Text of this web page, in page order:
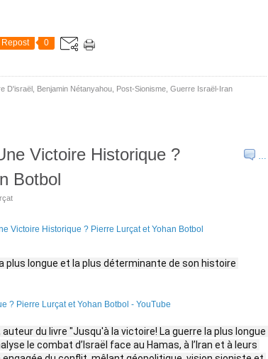
Repost 0
D'israël Benjamin Nétanyahou Post-Sionisme Guerre Israël-Iran
Victoire Historique ?
Botbol
plus longue et la plus déterminante de son histoire
? Pierre Lurçat et Yohan Botbol - YouTube
du livre "Jusqu'à la victoire! La guerre la plus longue
le combat d’Israël face au Hamas, à l’Iran et à leurs